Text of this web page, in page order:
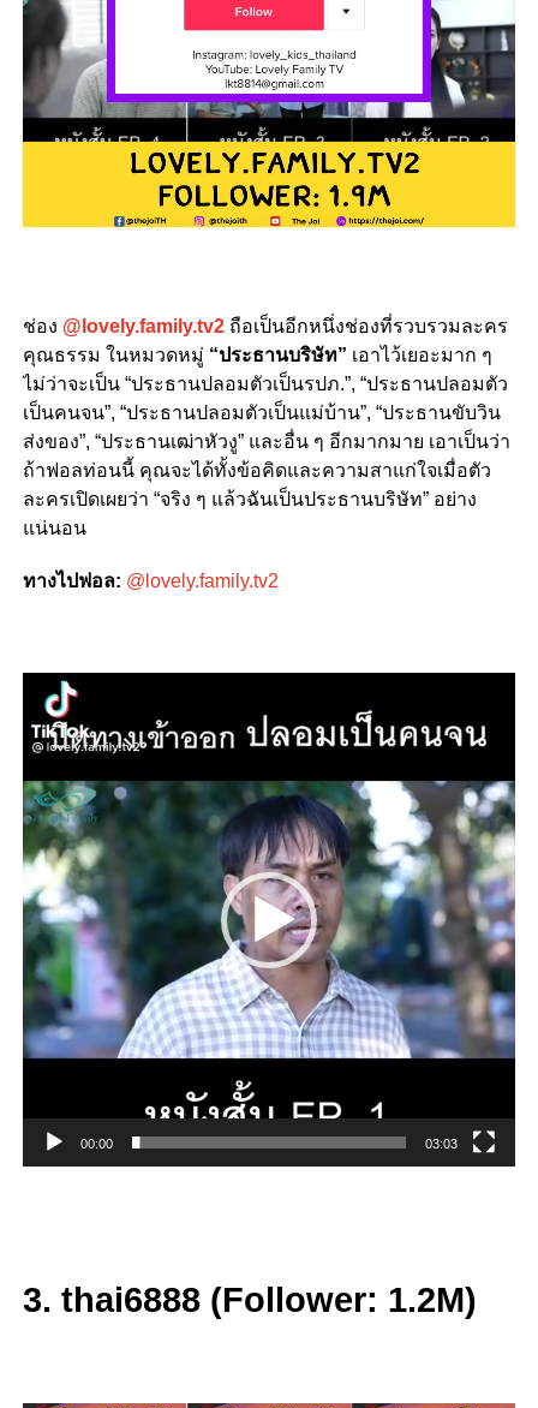
ช่อง @lovely.family.tv2ถือเป็นอีกหนึ่งช่องที่รวบรวมละคร
คุณธรรม ในหมวดหมู่ “ประธานบริษัท” เอาไว้เยอะมาก ๆ
ไม่ว่าจะเป็น “ประธานปลอมตัวเป็นรปภ.”, “ประธานปลอมตัว
เป็นคนจน”, “ประธานปลอมตัวเป็นแม่บ้าน”, “ประธานขับวิน
ส่งของ”, “ประธานเฒ่าหัวงู” และอื่น ๆ อีกมากมาย เอาเป็นว่า
ถ้าฟอลท่อนนี้ คุณจะได้ทั้งข้อคิดและความสาแก่ใจเมื่อตัว
ละครเปิดเผยว่า “จริง ๆ แล้วฉันเป็นประธานบริษัท” อย่าง
แน่นอน
ทางไปฟอล: @lovely.family.tv2
Video
Player
00:00 03:03
3. thai6888 (Follower: 1.2M)